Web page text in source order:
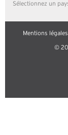
Sélectionnez un
Mentions légales
©